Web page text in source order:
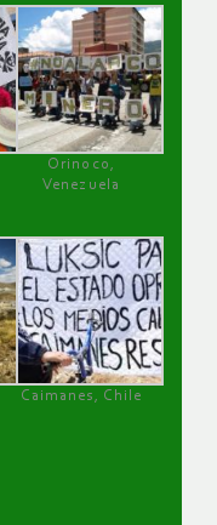
Orinoco,
Venezuela
Caimanes, Chile